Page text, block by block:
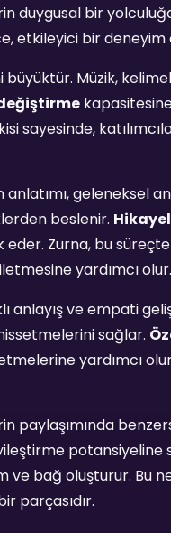
duygusal bir
etkileyici bir
Müzik,
sayesinde,
geleneksel
beslenir.
Zurna, bu
yardımcı olur.
anlayış ve empati
sağlar.
yardımcı
paylaşımında
potansiyeline
ve bağ oluşturur. Bu
parçasıdır.